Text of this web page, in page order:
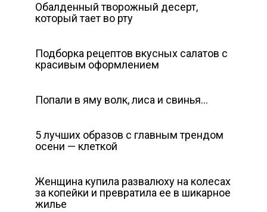
Обалденный творожный десерт,
который тает во рту
Подборка рецептов вкусных салатов с
красивым оформлением
Попали в яму волк, лиса и свинья…
5 лучших образов с главным трендом
осени — клеткой
Женщина купила развалюху на колесах
за копейки и превратила ее в шикарное
жилье